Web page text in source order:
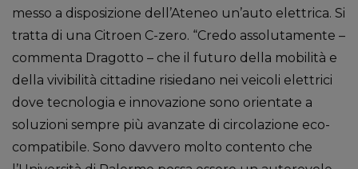
messo a disposizione dell’Ateneo un’auto elettrica. Si
tratta di una Citroen C-zero. “Credo assolutamente –
commenta Dragotto – che il futuro della mobilità e
della vivibilità cittadine risiedano nei veicoli elettrici
dove tecnologia e innovazione sono orientate a
soluzioni sempre più avanzate di circolazione eco-
compatibile. Sono davvero molto contento che